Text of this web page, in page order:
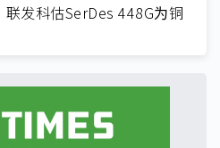
发科估SerDes 448G为铜